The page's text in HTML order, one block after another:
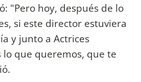
"Pero hoy, después de lo
si este director estuviera
y junto a Actrices
lo que queremos, que te